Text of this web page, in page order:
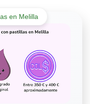
en Melilla